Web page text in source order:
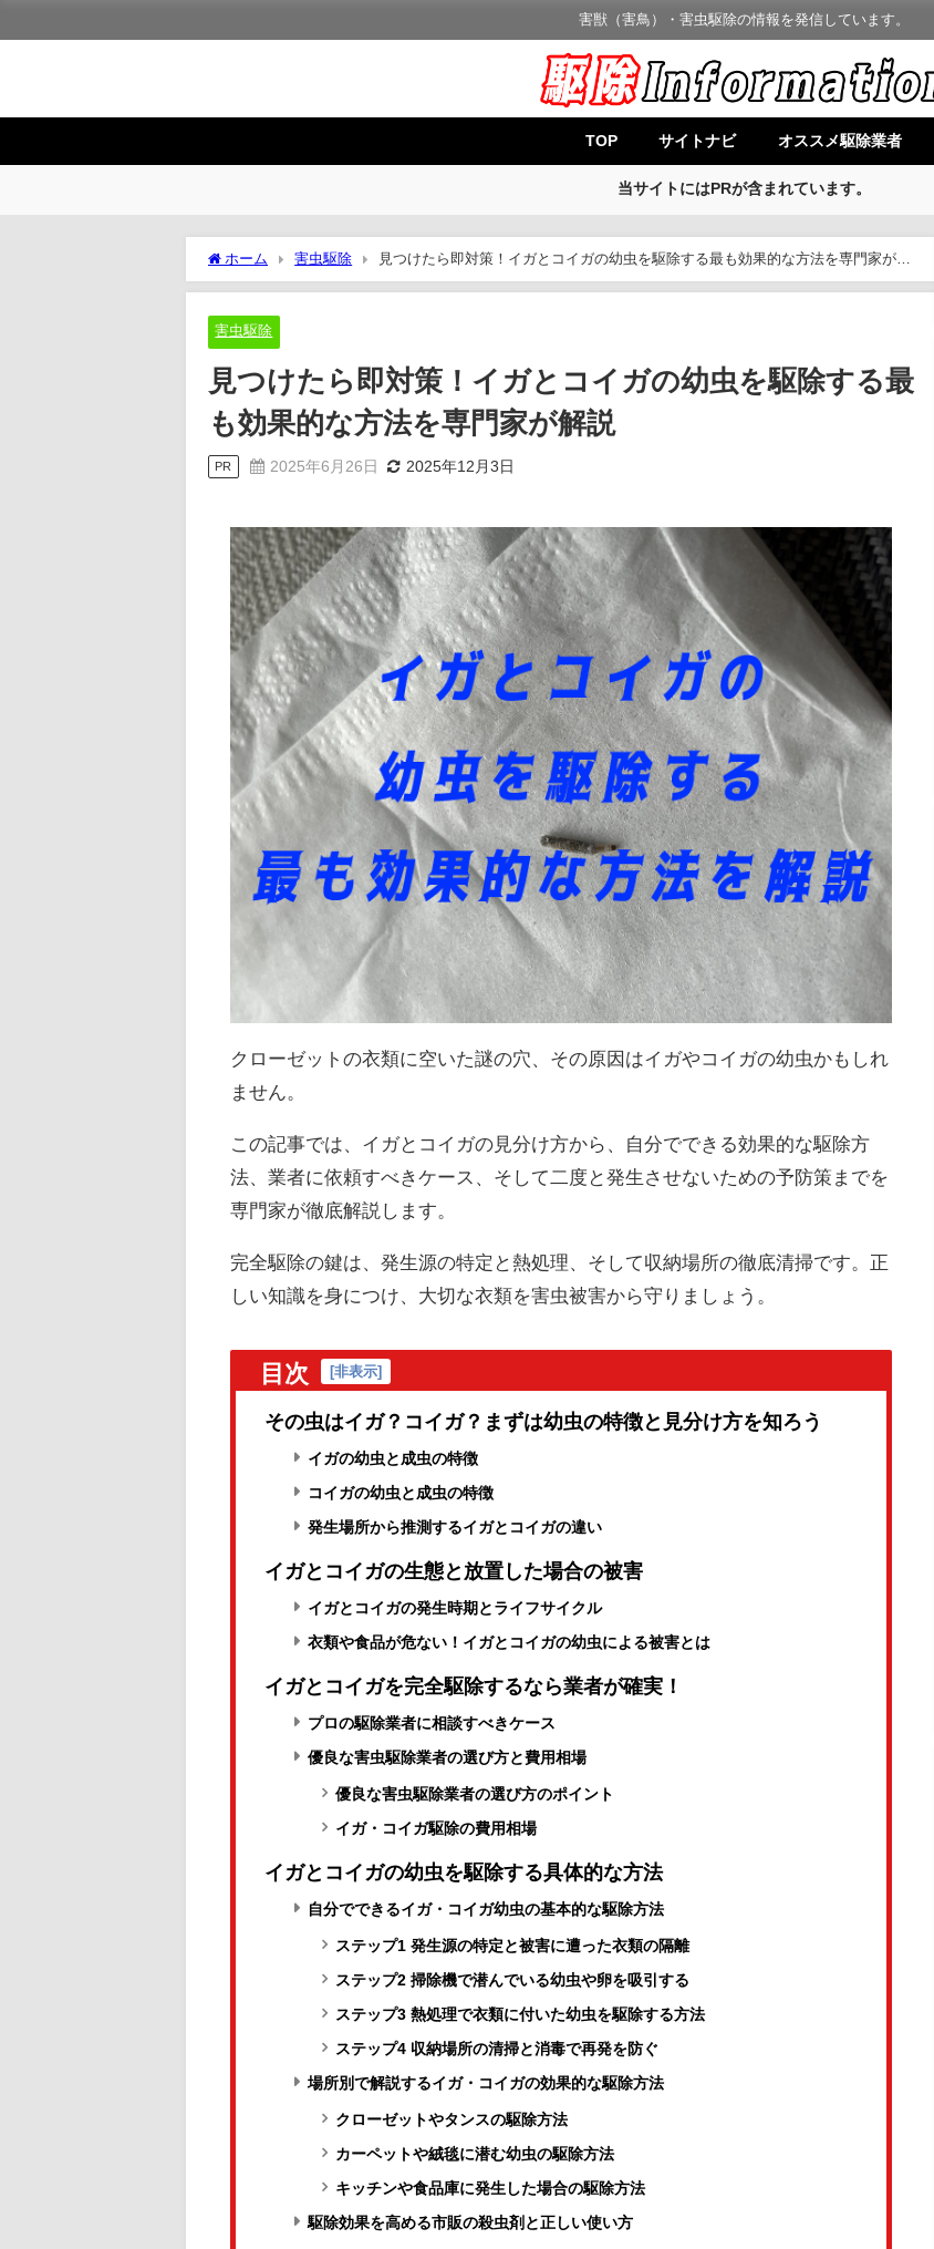
害獣（害鳥）・害虫駆除の情報を発信しています。
TOP サイトナビ オススメ駆除業者
当サイトにはPRが含まれています。
ホーム 害虫駆除
見つけたら即対策！イガとコイガの幼虫を駆除する最も効果的な方法を専門家が解
説
害虫駆除
見つけたら即対策！イガとコイガの幼虫を駆除する最
も効果的な方法を専門家が解説
PR 2025年6月26日 2025年12月3日
クローゼットの衣類に空いた謎の穴、その原因はイガやコイガの幼虫かもしれ
ません。
この記事では、イガとコイガの見分け方から、自分でできる効果的な駆除方
法、業者に依頼すべきケース、そして二度と発生させないための予防策までを
専門家が徹底解説します。
完全駆除の鍵は、発生源の特定と熱処理、そして収納場所の徹底清掃です。正
しい知識を身につけ、大切な衣類を害虫被害から守りましょう。
目次 [非表示]
その虫はイガ？コイガ？まずは幼虫の特徴と見分け方を知ろう
イガの幼虫と成虫の特徴
コイガの幼虫と成虫の特徴
発生場所から推測するイガとコイガの違い
イガとコイガの生態と放置した場合の被害
イガとコイガの発生時期とライフサイクル
衣類や食品が危ない！イガとコイガの幼虫による被害とは
イガとコイガを完全駆除するなら業者が確実！
プロの駆除業者に相談すべきケース
優良な害虫駆除業者の選び方と費用相場
優良な害虫駆除業者の選び方のポイント
イガ・コイガ駆除の費用相場
イガとコイガの幼虫を駆除する具体的な方法
自分でできるイガ・コイガ幼虫の基本的な駆除方法
ステップ1 発生源の特定と被害に遭った衣類の隔離
ステップ2 掃除機で潜んでいる幼虫や卵を吸引する
ステップ3 熱処理で衣類に付いた幼虫を駆除する方法
ステップ4 収納場所の清掃と消毒で再発を防ぐ
場所別で解説するイガ・コイガの効果的な駆除方法
クローゼットやタンスの駆除方法
カーペットや絨毯に潜む幼虫の駆除方法
キッチンや食品庫に発生した場合の駆除方法
駆除効果を高める市販の殺虫剤と正しい使い方